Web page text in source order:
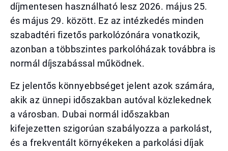
díjmentesen használható lesz 2026. május 25.
és május 29. között. Ez az intézkedés minden
szabadtéri fizetős parkolózónára vonatkozik,
azonban a többszintes parkolóházak továbbra is
normál díjszabással működnek.
Ez jelentős könnyebbséget jelent azok számára,
akik az ünnepi időszakban autóval közlekednek
a városban. Dubai normál időszakban
kifejezetten szigorúan szabályozza a parkolást,
és a frekventált környékeken a parkolási díjak